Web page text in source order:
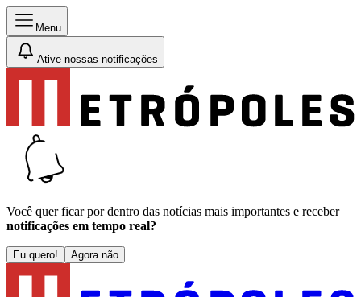
Menu
Ative nossas notificações
Você quer ficar por dentro das notícias mais importantes e receber
notificações em tempo real?
Eu quero! Agora não